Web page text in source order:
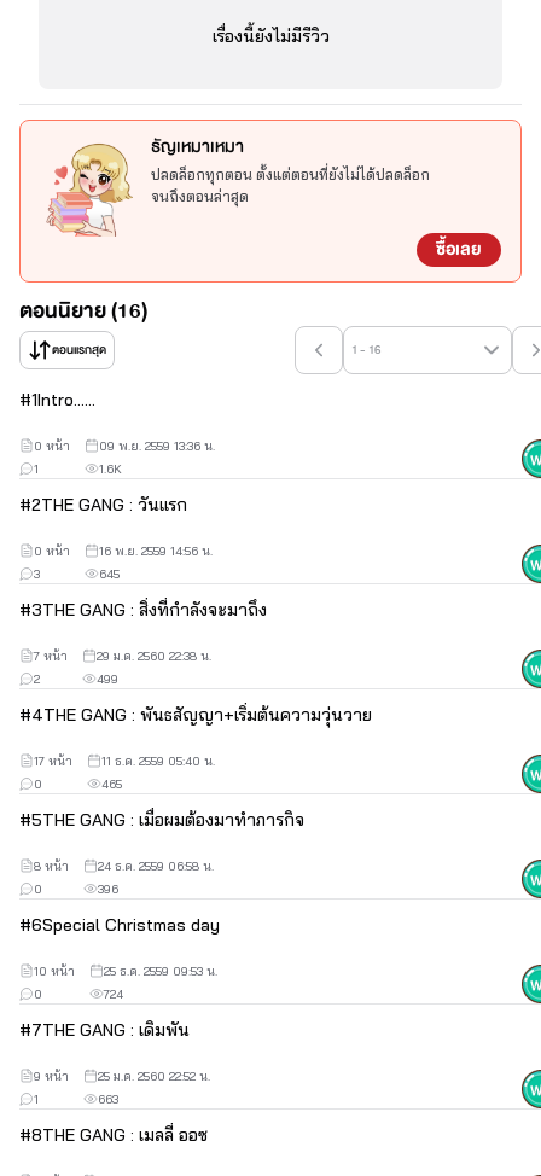
เรื่องนี้ยังไม่มีรีวิว
ธัญเหมาเหมา
ปลดล็อกทุกตอน ตั้งแต่ตอนที่ยังไม่ได้ปลดล็อก
จนถึงตอนล่าสุด
ซื้อเลย
ตอนนิยาย (16)
ตอนแรกสุด 1 - 16
#1Intro......
1.6K
1
0 หน้า 09 พ.ย. 2559 13:36 น.
#2THE GANG : วันแรก
645
3
0 หน้า 16 พ.ย. 2559 14:56 น.
#3THE GANG : สิ่งที่กำลังจะมาถึง
499
2
7 หน้า 29 ม.ค. 2560 22:38 น.
#4THE GANG : พันธสัญญา+เริ่มต้นความวุ่นวาย
465
0
17 หน้า 11 ธ.ค. 2559 05:40 น.
#5THE GANG : เมื่อผมต้องมาทำภารกิจ
396
0
8 หน้า 24 ธ.ค. 2559 06:58 น.
#6Special Christmas day
724
0
10 หน้า 25 ธ.ค. 2559 09:53 น.
#7THE GANG : เดิมพัน
663
1
9 หน้า 25 ม.ค. 2560 22:52 น.
#8THE GANG : เมลลี่ ออซ